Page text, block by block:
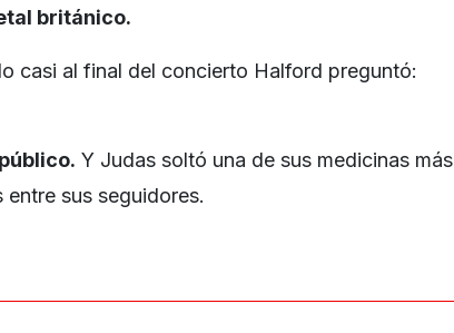
británico.
casi al final del concierto Halford preguntó:
Y Judas soltó una de sus medicinas más
sus seguidores.